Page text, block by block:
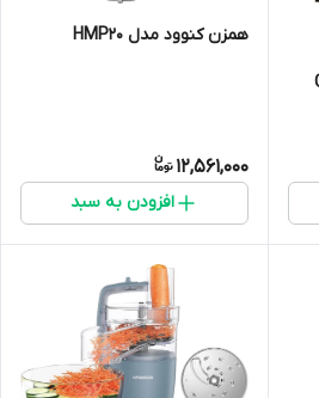
همزن کنوود مدل HMP20
12,561,000
افزودن به سبد